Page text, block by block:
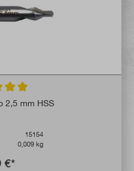
media di 5 su 5 stelle
2,5 mm HSS
15154
0,009 kg
€*